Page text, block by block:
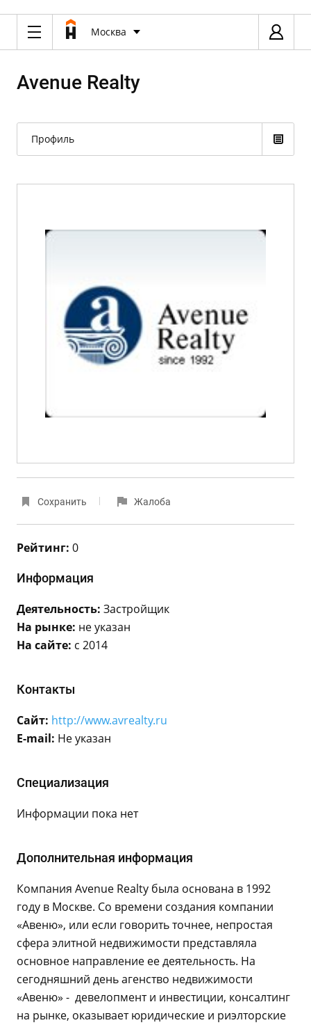
Москва
Avenue Realty
Профиль
Сохранить Жалоба
Рейтинг: 0
Информация
Деятельность: Застройщик
На рынке: не указан
На сайте: с 2014
Контакты
Сайт: http://www.avrealty.ru
E-mail: Не указан
Специализация
Информации пока нет
Дополнительная информация
Компания Avenue Realty была основана в 1992
году в Москве. Со времени создания компании
«Авеню», или если говорить точнее, непростая
сфера элитной недвижимости представляла
основное направление ее деятельность. На
сегодняшний день агенство недвижимости
«Авеню» - девелопмент и инвестиции, консалтинг
на рынке, оказывает юридические и риэлторские